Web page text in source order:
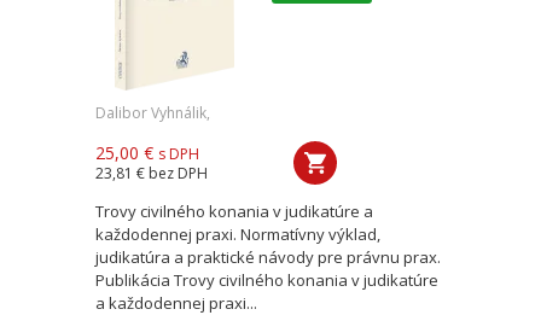
Dalibor Vyhnálik,
25,00 € s DPH
23,81 € bez DPH
Trovy civilného konania v judikatúre a
každodennej praxi. Normatívny výklad,
judikatúra a praktické návody pre právnu prax.
Publikácia Trovy civilného konania v judikatúre
a každodennej praxi...